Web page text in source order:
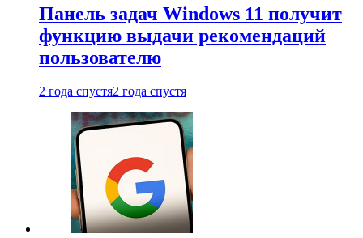
Панель задач Windows 11 получит
функцию выдачи рекомендаций
пользователю
2 года спустя2 года спустя